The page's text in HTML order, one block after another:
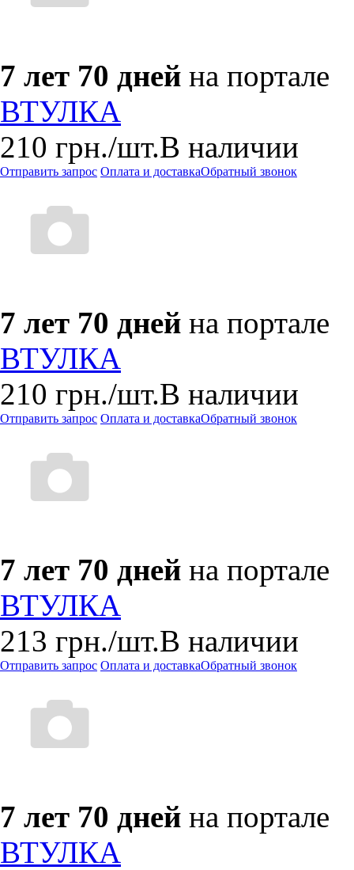
7 лет 70 дней на портале
ВТУЛКА
210 грн./шт.В наличии
Отправить запрос Оплата и доставкаОбратный звонок
7 лет 70 дней на портале
ВТУЛКА
210 грн./шт.В наличии
Отправить запрос Оплата и доставкаОбратный звонок
7 лет 70 дней на портале
ВТУЛКА
213 грн./шт.В наличии
Отправить запрос Оплата и доставкаОбратный звонок
7 лет 70 дней на портале
ВТУЛКА